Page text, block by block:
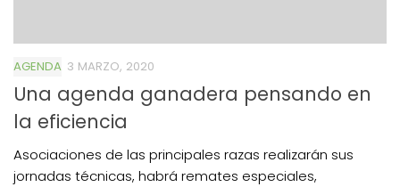
AGENDA 3 MARZO, 2020
Una agenda ganadera pensando en
la eficiencia
Asociaciones de las principales razas realizarán sus
jornadas técnicas, habrá remates especiales,